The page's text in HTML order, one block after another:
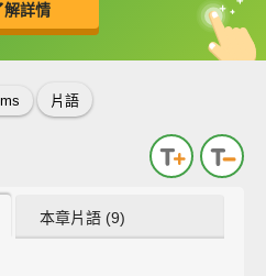
解詳情
中
英
片語
本章片語 (9)